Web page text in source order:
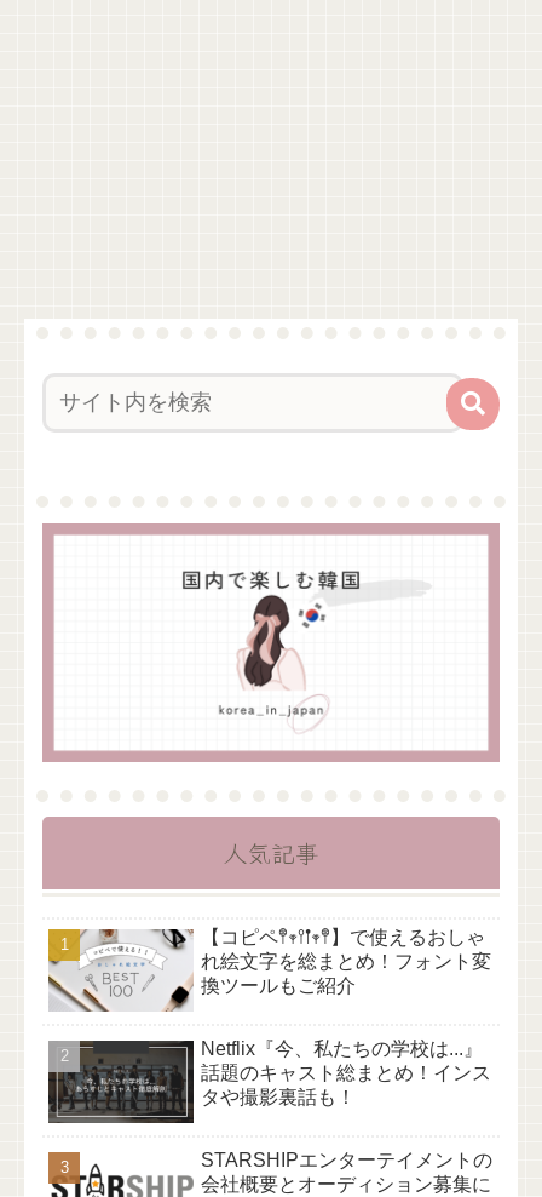
人気記事
【コピペ𖤣𖥧𖥣𖡡𖥧𖤣】で使えるおしゃ
れ絵文字を総まとめ！フォント変
換ツールもご紹介
Netflix『今、私たちの学校は...』
話題のキャスト総まとめ！インス
タや撮影裏話も！
STARSHIPエンターテイメントの
会社概要とオーディション募集に